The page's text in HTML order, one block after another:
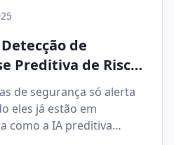
de
Preditiva de Risco
de segurança só alerta
eles já estão em
como a IA preditiva